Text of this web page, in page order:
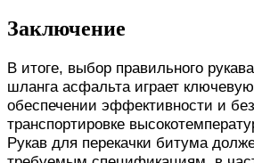
Заключение
В итоге, выбор правильного
шланга асфальта играет
обеспечении эффективности и
транспортировке
Рукав для перекачки битума